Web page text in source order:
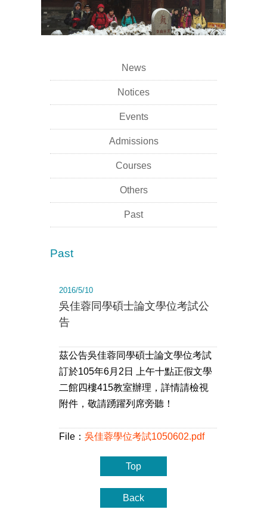
News
Notices
Events
Admissions
Courses
Others
Past
Past
2016/5/10
吳佳蓉同學碩士論文學位考試公
告
茲公告吳佳蓉同學碩士論文學位考試
訂於105年6月2日 上午十點正假文學
二館四樓415教室辦理，詳情請檢視
附件，敬請踴躍列席旁聽！
File： 吳佳蓉學位考試1050602.pdf
Top
Back